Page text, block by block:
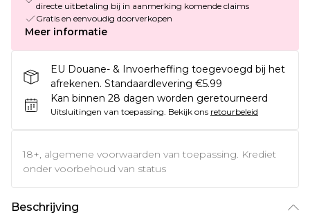
directe uitbetaling bij in aanmerking komende claims
Gratis en eenvoudig doorverkopen
Meer informatie
EU Douane- & Invoerheffing toegevoegd bij het
afrekenen. Standaardlevering €5.99
Kan binnen 28 dagen worden geretourneerd
Uitsluitingen van toepassing. Bekijk ons retourbeleid
18+, algemene voorwaarden van toepassing. Krediet
onder voorbehoud van status
Beschrijving